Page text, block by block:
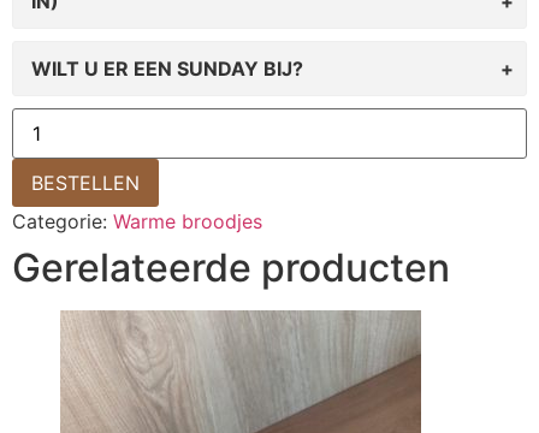
WILT U ER EEN SUNDAY BIJ?
BESTELLEN
Categorie: Warme broodjes
Gerelateerde producten